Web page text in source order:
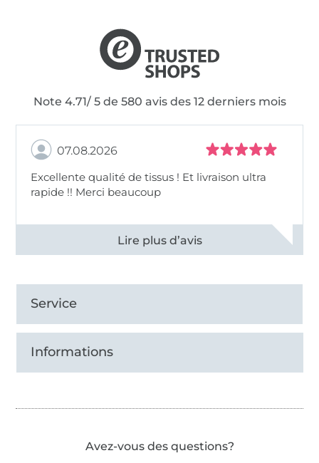
Note 4.71/ 5 de 580 avis des 12 derniers mois
07.08.2026
Excellente qualité de tissus ! Et livraison ultra
rapide !! Merci beaucoup
Voir tous les 11497 commentaires
Service
Informations
Avez-vous des questions?